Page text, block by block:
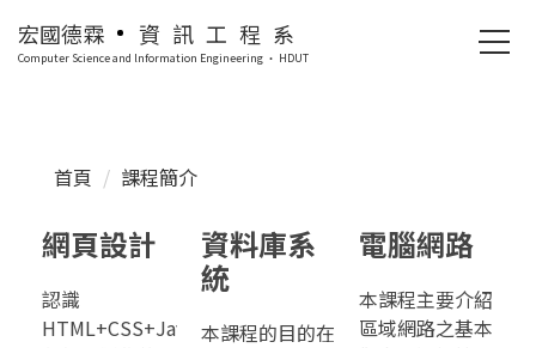
跳
到
宏國德霖 資訊工程系
Computer Science and lnformation Engineering · HDUT
首頁 課程簡介
網頁設計
認識
HTML+CSS+JavaScript
資料庫系
統
本課程的目的在
電腦網路
本課程主要介紹
區域網路之基本